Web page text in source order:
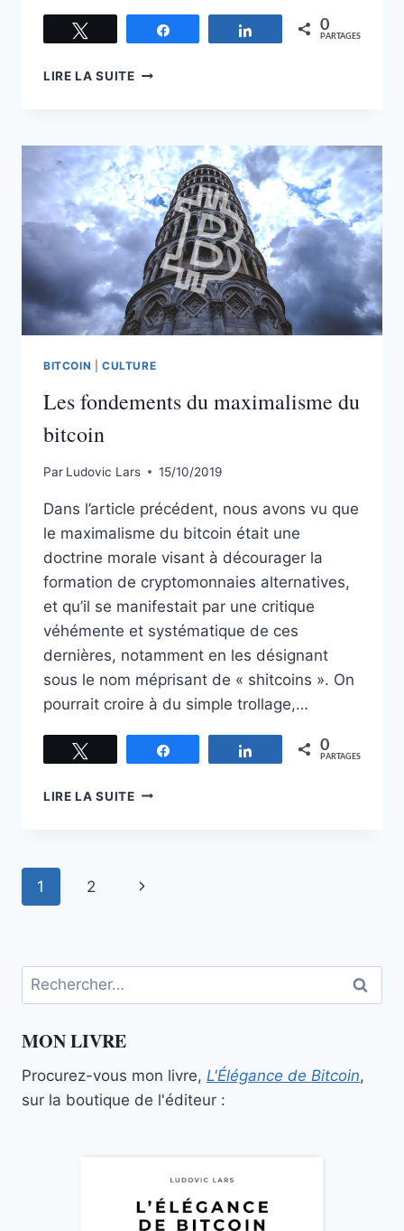
Partagez 0
PARTAGES
LIRE LA SUITELE
CONTRE
LA
CRYPTOMONNAIE
BITCOIN CULTURE
Les fondements du maximalisme du
bitcoin
Par Ludovic Lars 15/10/2019
Dans l’article précédent, nous avons vu que
le maximalisme du bitcoin était une
doctrine morale visant à décourager la
formation de cryptomonnaies alternatives,
et qu’il se manifestait par une critique
véhémente et systématique de ces
dernières, notamment en les désignant
sous le nom méprisant de « shitcoins ». On
pourrait croire à du simple trollage,…
Partagez 0
PARTAGES
LIRE LA SUITELES
BITCOIN
Navigation
de
1 2
Page
Rechercher :
MON LIVRE
Procurez-vous mon livre, L'Élégance de Bitcoin,
sur la boutique de l'éditeur :